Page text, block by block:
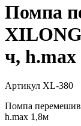
Помпа
ч, h.max
Артикул XL-380
Помпа
h.max 1,8м